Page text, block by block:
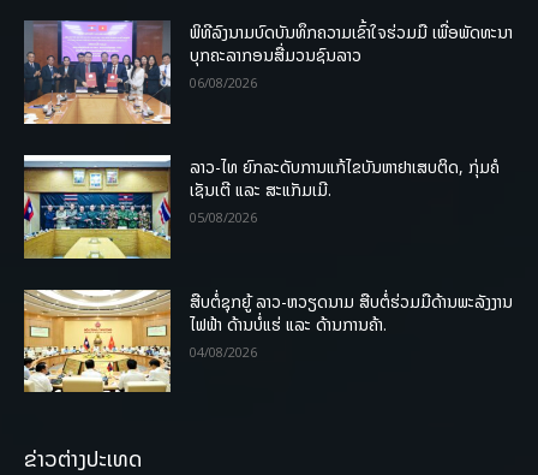
ພິທີລົງນາມບົດບັນທຶກຄວາມເຂົ້າໃຈຮ່ວມມື ເພື່ອພັດທະນາ
ບຸກຄະລາກອນສື່ມວນຊົນລາວ
06/08/2026
ລາວ-ໄທ ຍົກລະດັບການແກ້ໄຂບັນຫາຢາເສບຕິດ, ກຸ່ມຄໍ
ເຊັນເຕີ ແລະ ສະແກັມເມີ.
05/08/2026
ສືບຕໍ່ຊຸກຍູ້ ລາວ-ຫວຽດນາມ ສືບຕໍ່ຮ່ວມມືດ້ານພະລັງງານ
ໄຟຟ້າ ດ້ານບໍ່ແຮ່ ແລະ ດ້ານການຄ້າ.
04/08/2026
ຂ່າວຕ່າງປະເທດ